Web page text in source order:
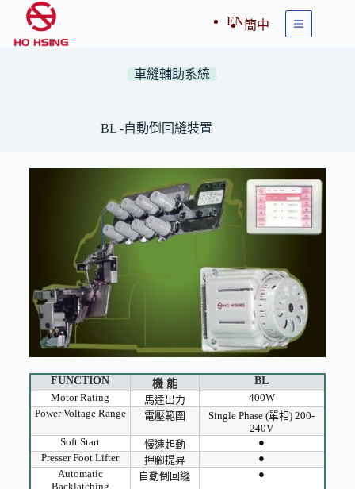
EN簡中
車縫輔助系統
BL -自動倒回縫裝置
FUNCTION 機 能
BL
Motor Rating
馬達出力
400W
Power Voltage Range
電壓範圍
Single Phase (單相) 200-
240V
Soft Start
慢速起動
●
Presser Foot Lifter
押腳提昇
●
Automatic
Backlatching
自動倒回縫 ●